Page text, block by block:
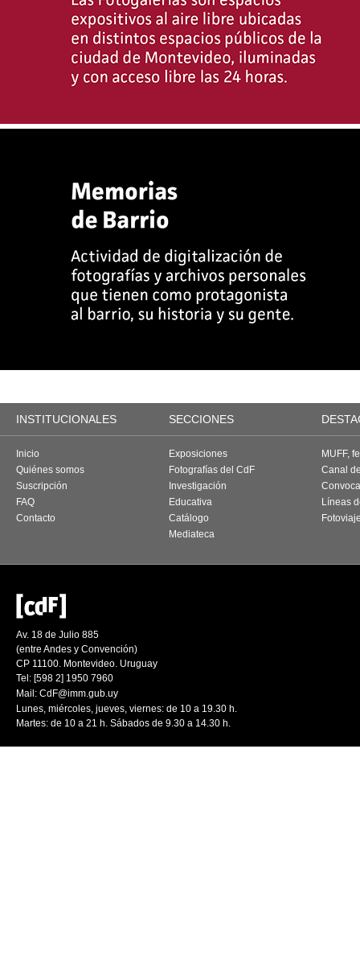
INSTITUCIONALES SECCIONES
Inicio
Quiénes somos
Suscripción
FAQ
Contacto
Exposiciones
Fotografías del CdF
Investigación
Educativa
Catálogo
Mediateca
MUFF,
Canal
Líneas
Av. 18 de Julio 885
(entre Andes y Convención)
CP 11100. Montevideo. Uruguay
Tel: [598 2] 1950 7960
Mail: CdF@imm.gub.uy
Lunes, miércoles, jueves, viernes: de 10 a 19.30 h.
Martes: de 10 a 21 h. Sábados de 9.30 a 14.30 h.